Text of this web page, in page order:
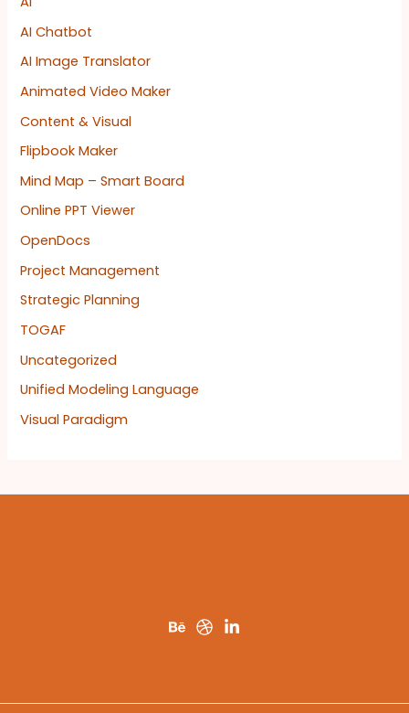
AI Chatbot
AI Image Translator
Animated Video Maker
Content & Visual
Flipbook Maker
Mind Map – Smart Board
Online PPT Viewer
OpenDocs
Project Management
Strategic Planning
TOGAF
Uncategorized
Unified Modeling Language
Visual Paradigm